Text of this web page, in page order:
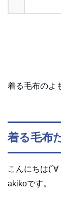
着る毛布のよ
着る毛布
こんにちは
akikoです。